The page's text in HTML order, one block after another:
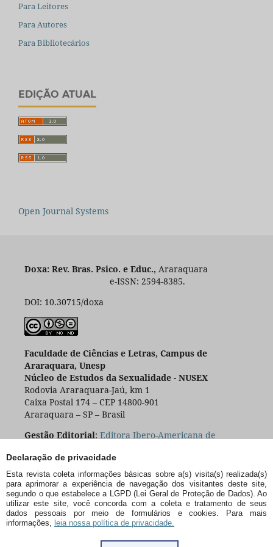
Declaração de privacidade
Esta revista coleta informações básicas sobre a(s) visita(s) realizada(s)
para aprimorar a experiência de navegação dos visitantes deste site,
segundo o que estabelece a LGPD (Lei Geral de Proteção de Dados). Ao
utilizar este site, você concorda com a coleta e tratamento de seus
dados pessoais por meio de formulários e cookies. Para mais
informações, leia nossa política de privacidade.
Para Leitores
Para Autores
Para Bibliotecários
EDIÇÃO ATUAL
Open Journal Systems
Doxa: Rev. Bras. Psico. e Educ., Araraquara
e-ISSN: 2594-8385.
DOI: 10.30715/doxa
Faculdade de Ciências e Letras, Campus de
Araraquara, Unesp
Núcleo de Estudos da Sexualidade - NUSEX
Rodovia Araraquara-Jaú, km 1
Caixa Postal 174 – CEP 14800-901
Araraquara – SP – Brasil
Gestão Editorial: Editora Ibero-Americana de